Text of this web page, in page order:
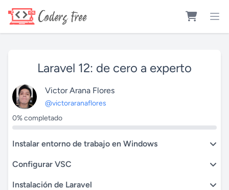
Laravel 12: de cero a experto
Victor Arana Flores
@victoraranaflores
0% completado
Instalar entorno de trabajo en Windows
Configurar VSC
Instalación de Laravel